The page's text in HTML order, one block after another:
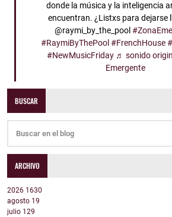
donde la música y la inteligencia
encuentran. ¿Listxs para dejarse
@raymi_by_the_pool
#RaymiByThePool #FrenchHouse
#NewMusicFriday ♬ sonido
Emergente
BUSCAR
ARCHIVO
2026 1630
agosto 19
julio 129